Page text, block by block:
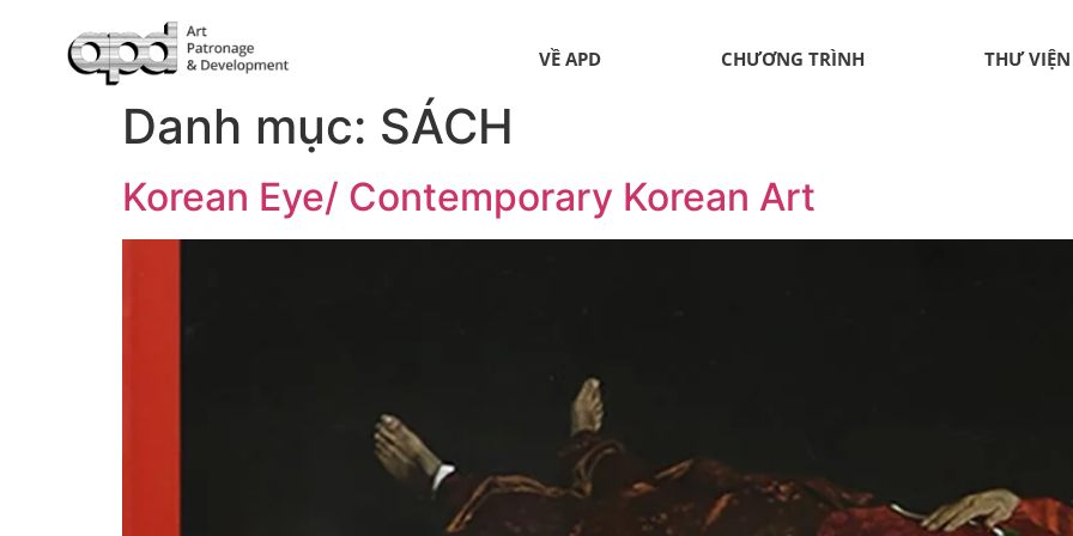
VỀ APD CHƯƠNG TRÌNH THƯ VIỆN
Danh mục: SÁCH
Korean Eye/ Contemporary Korean Art